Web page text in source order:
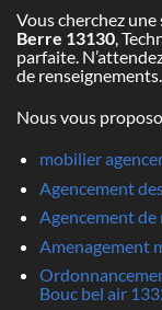
Vous cherchez
Berre 13130,
parfaite.
de renseignements.
Nous vous
mobilier
Agencement
Agencement de
Amenagement
Bouc bel air